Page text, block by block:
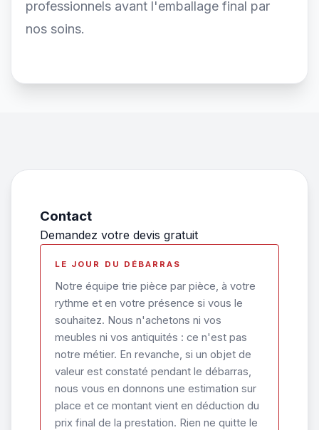
professionnels avant l'emballage final par
nos soins.
Contact
Demandez votre devis gratuit
LE JOUR DU DÉBARRAS
Notre équipe trie pièce par pièce, à votre
rythme et en votre présence si vous le
souhaitez. Nous n'achetons ni vos
meubles ni vos antiquités : ce n'est pas
notre métier. En revanche, si un objet de
valeur est constaté pendant le débarras,
nous vous en donnons une estimation sur
place et ce montant vient en déduction du
prix final de la prestation. Rien ne quitte le